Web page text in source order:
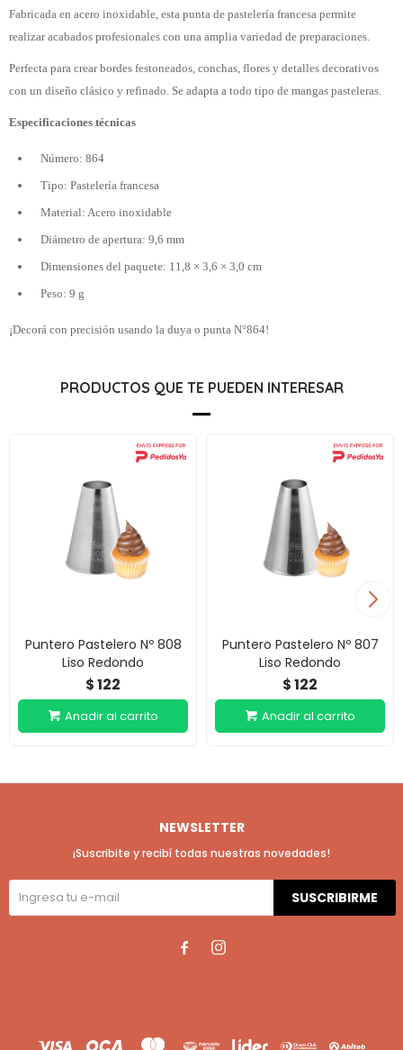
Fabricada en acero inoxidable, esta punta de pastelería francesa permite
realizar acabados profesionales con una amplia variedad de preparaciones.
Perfecta para crear bordes festoneados, conchas, flores y detalles decorativos
con un diseño clásico y refinado. Se adapta a todo tipo de mangas pasteleras.
Especificaciones técnicas
Número: 864
Tipo: Pastelería francesa
Material: Acero inoxidable
Diámetro de apertura: 9,6 mm
Dimensiones del paquete: 11,8 × 3,6 × 3,0 cm
Peso: 9 g
¡Decorá con precisión usando la duya o punta N°864!
PRODUCTOS QUE TE PUEDEN INTERESAR
Puntero Pastelero Nº 808
Liso Redondo
$122
Puntero Pastelero Nº 807
Liso Redondo
$122
NEWSLETTER
¡Suscribite y recibí todas nuestras novedades!
SUSCRIBIRME
 